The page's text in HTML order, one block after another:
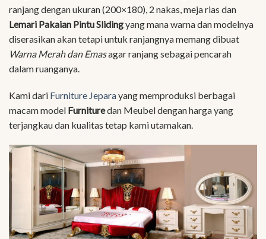
ranjang dengan ukuran (200×180), 2 nakas, meja rias dan
Lemari Pakaian Pintu Slidingyang mana warna dan modelnya
diserasikan akan tetapi untuk ranjangnya memang dibuat
Warna Merah dan Emasagar ranjang sebagai pencarah
dalam ruanganya.
Kami dari Furniture Jeparayang memproduksi berbagai
macam model Furnituredan Meubel dengan harga yang
terjangkau dan kualitas tetap kami utamakan.